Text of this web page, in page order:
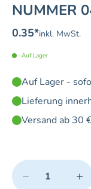
NUMMER
0.35*inkl. MwSt.
Auf Lager
Auf Lager -
Lieferung
Versand ab 30
Quantity
− +
Minimum quantity:
Add 1 item to cart